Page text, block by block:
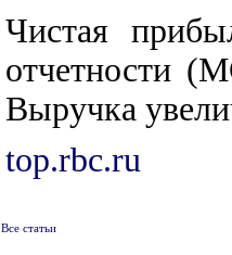
Чистая
отчетности
Выручка
top.rbc.ru
Все статьи